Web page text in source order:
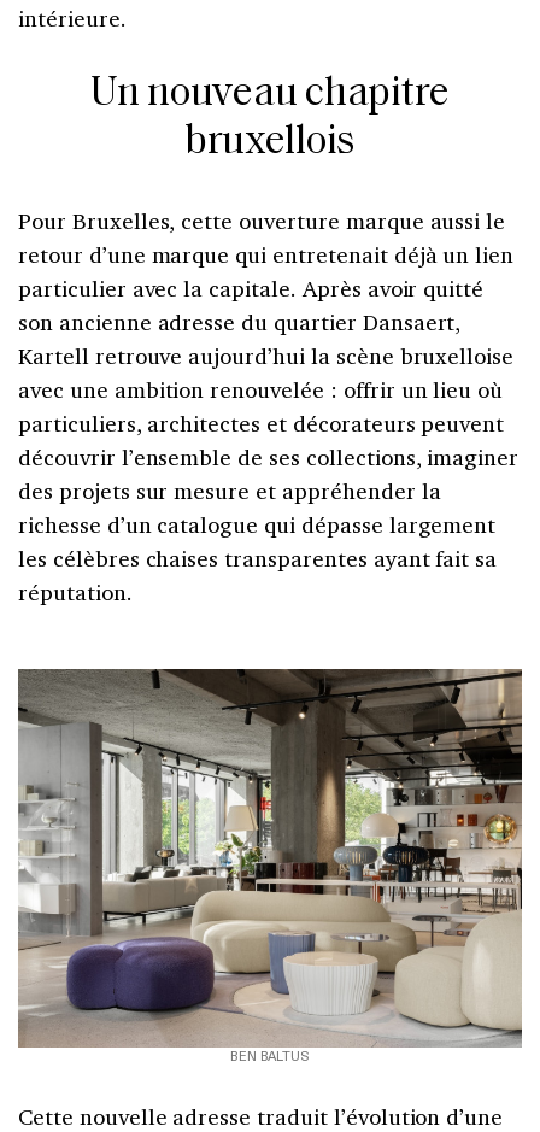
intérieure.
Un nouveau chapitre
bruxellois
Pour Bruxelles, cette ouverture marque aussi le
retour d’une marque qui entretenait déjà un lien
particulier avec la capitale. Après avoir quitté
son ancienne adresse du quartier Dansaert,
Kartell retrouve aujourd’hui la scène bruxelloise
avec une ambition renouvelée : offrir un lieu où
particuliers, architectes et décorateurs peuvent
découvrir l’ensemble de ses collections, imaginer
des projets sur mesure et appréhender la
richesse d’un catalogue qui dépasse largement
les célèbres chaises transparentes ayant fait sa
réputation.
BEN BALTUS
Cette nouvelle adresse traduit l’évolution d’une